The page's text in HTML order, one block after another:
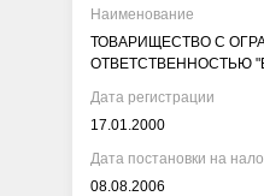
Наименование
ТОВАРИЩЕСТВО С
ОТВЕТСТВЕННОСТЬЮ
Дата регистрации
17.01.2000
Дата постановки на
08.08.2006